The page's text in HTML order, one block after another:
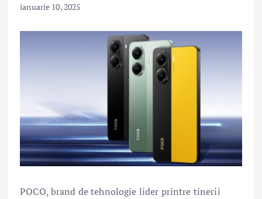
ianuarie 10, 2025
POCO, brand de tehnologie lider printre tinerii